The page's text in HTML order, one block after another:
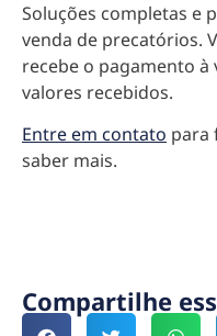
Soluções completas e
venda de precatórios.
recebe o pagamento
valores recebidos.
Entre em contato para
saber mais.
Compartilhe